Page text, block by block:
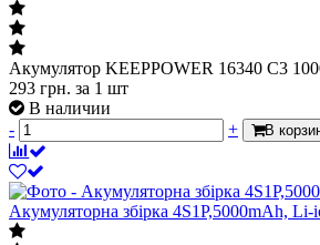
Акумулятор KEEPPOWER 16340 С3
293 грн. за 1 шт
В наличии
-
+ В
Акумуляторна збірка 4S1P,5000mAh,